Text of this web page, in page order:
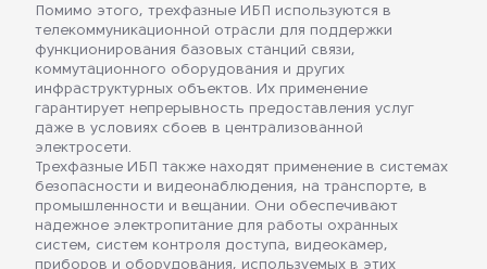
Помимо этого, трехфазные ИБП используются в
телекоммуникационной отрасли для поддержки
функционирования базовых станций связи,
коммутационного оборудования и других
инфраструктурных объектов. Их применение
гарантирует непрерывность предоставления услуг
даже в условиях сбоев в централизованной
электросети.
Трехфазные ИБП также находят применение в системах
безопасности и видеонаблюдения, на транспорте, в
промышленности и вещании. Они обеспечивают
надежное электропитание для работы охранных
систем, систем контроля доступа, видеокамер,
приборов и оборудования, используемых в этих